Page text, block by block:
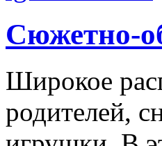
Сюжетно-
Широкое
родителей,